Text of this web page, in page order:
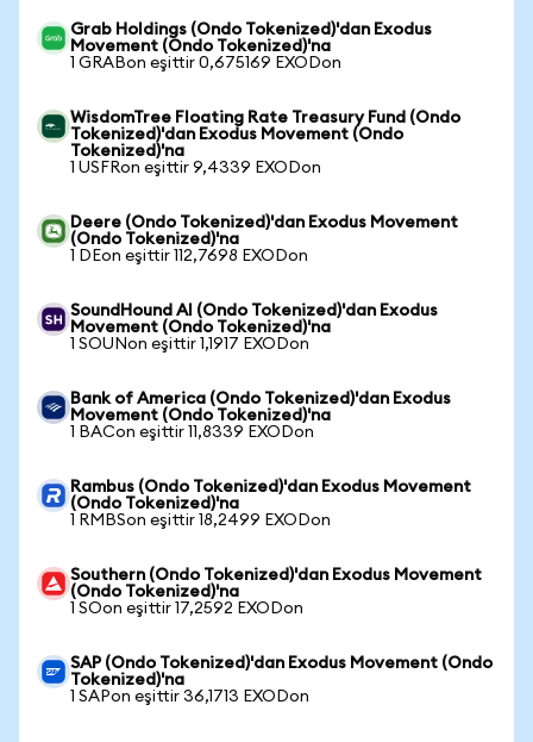
Grab Holdings (Ondo Tokenized)'dan Exodus
Movement (Ondo Tokenized)'na
1 GRABon eşittir 0,675169 EXODon
WisdomTree Floating Rate Treasury Fund (Ondo
Tokenized)'dan Exodus Movement (Ondo
Tokenized)'na
1 USFRon eşittir 9,4339 EXODon
Deere (Ondo Tokenized)'dan Exodus Movement
(Ondo Tokenized)'na
1 DEon eşittir 112,7698 EXODon
SoundHound AI (Ondo Tokenized)'dan Exodus
Movement (Ondo Tokenized)'na
1 SOUNon eşittir 1,1917 EXODon
Bank of America (Ondo Tokenized)'dan Exodus
Movement (Ondo Tokenized)'na
1 BACon eşittir 11,8339 EXODon
Rambus (Ondo Tokenized)'dan Exodus Movement
(Ondo Tokenized)'na
1 RMBSon eşittir 18,2499 EXODon
Southern (Ondo Tokenized)'dan Exodus Movement
(Ondo Tokenized)'na
1 SOon eşittir 17,2592 EXODon
SAP (Ondo Tokenized)'dan Exodus Movement (Ondo
Tokenized)'na
1 SAPon eşittir 36,1713 EXODon